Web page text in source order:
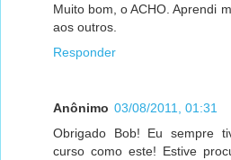
Muito bom, o ACHO. Aprendi
aos outros.
Responder
Anônimo 03/08/2011, 01:31
Obrigado Bob! Eu sempre
curso como este! Estive